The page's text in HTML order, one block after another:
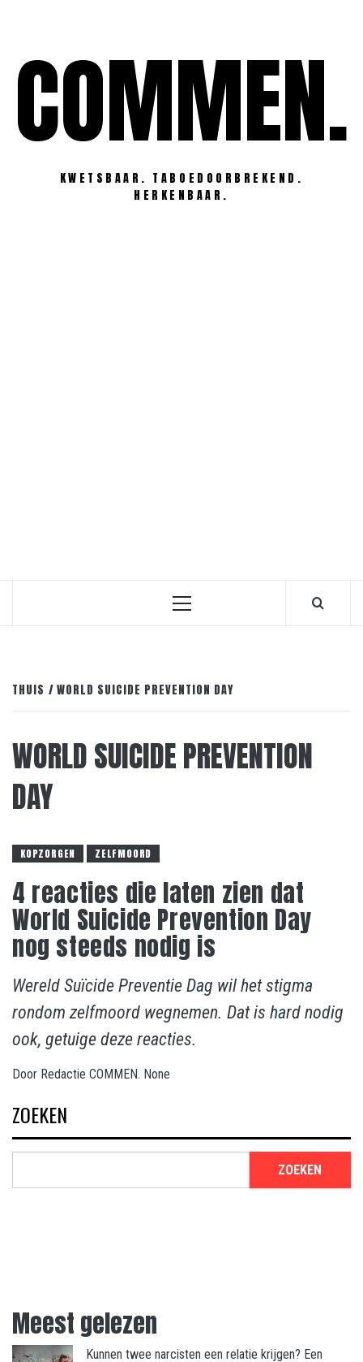
inhoudCOMMEN.
KWETSBAAR. TABOEDOORBREKEND.
HERKENBAAR.
Primair
THUIS WORLD SUICIDE PREVENTION DAY
WORLD SUICIDE PREVENTION
DAY
KOPZORGEN ZELFMOORD
4 reacties die laten zien dat
World Suicide Prevention Day
nog steeds nodig is
Wereld Suïcide Preventie Dag wil het stigma
rondom zelfmoord wegnemen. Dat is hard nodig
ook, getuige deze reacties.
Door Redactie COMMEN. None
ZOEKEN
ZOEKEN
Meest gelezen
Kunnen twee narcisten een relatie krijgen? Een